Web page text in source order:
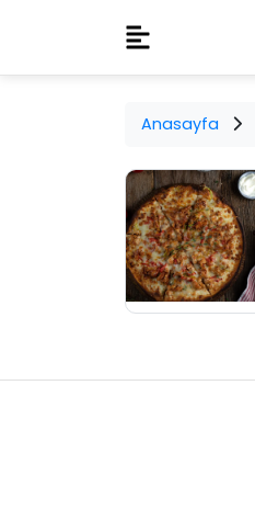
Anasayfa